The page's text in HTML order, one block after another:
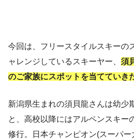
今回は、フリースタイルスキーの
ャレンジしているスキーヤー、 須
のご家族にスポットを当てていき
新潟県生まれの須貝龍さんは幼少
と、高校以降にはアルペンスキー
修行。日本チャンピオン(スーパ